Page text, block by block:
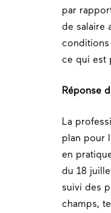
par
de salaire
ce qui est
Réponse
La
plan pour
en
du 18
suivi des
champs,